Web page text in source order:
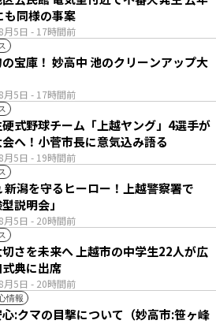
月5日 - 17時間前
も同様の事案
月5日 - 17時間前
宝庫！ 妙高中 池のクリーンアップ大
月5日 - 19時間前
式野球チーム「上越ヤング」4選手が
へ！小菅市長に意気込み語る
月5日 - 20時間前
新潟を守るヒーロー！上越警察署で
型説明会」
月5日 - 20時間前
さを未来へ 上越市の中学生22人が広
典に出席
情報
:クマの目撃について（妙高市:笹ヶ峰